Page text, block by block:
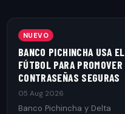
NUEVO
BANCO PICHINCHA USA EL
FÚTBOL PARA PROMOVER
CONTRASEÑAS SEGURAS
05 Aug 2026
Banco Pichincha y Delta